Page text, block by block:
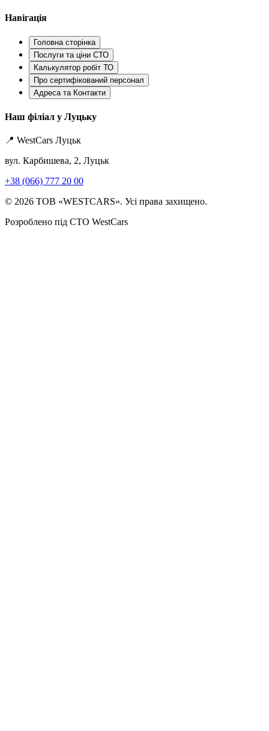
Навігація
Головна сторінка
Послуги та ціни СТО
Калькулятор робіт ТО
Про сертифікований персонал
Адреса та Контакти
Наш філіал у Луцьку
📍 WestCars Луцьк
вул. Карбишева, 2, Луцьк
+38 (066) 777 20 00
© 2026 ТОВ «WESTCARS». Усі права захищено.
Розроблено під СТО WestCars